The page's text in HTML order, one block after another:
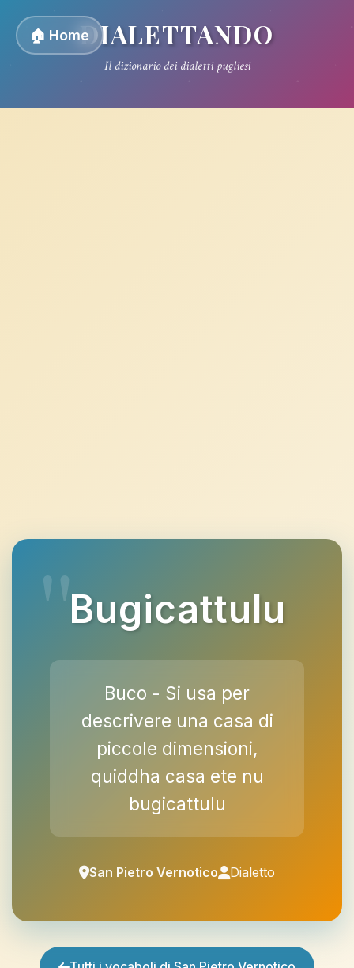
🏠 HomeDIALETTANDO
Il dizionario dei dialetti pugliesi
Bugicattulu
Buco - Si usa per
descrivere una casa di
piccole dimensioni,
quiddha casa ete nu
bugicattulu
San Pietro Vernotico Dialetto